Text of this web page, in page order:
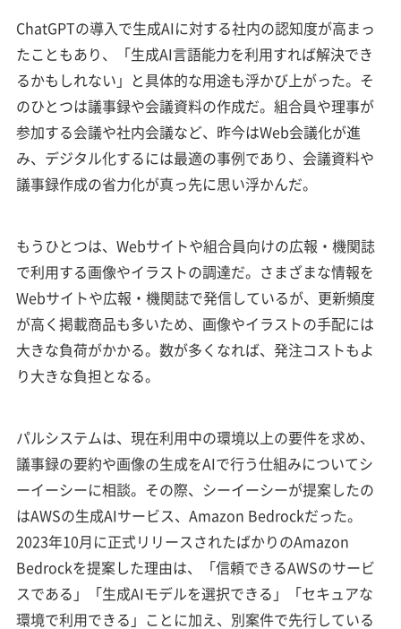
ChatGPTの導入で生成AIに対する社内の認知度が高まっ
たこともあり、「生成AI言語能力を利用すれば解決でき
るかもしれない」と具体的な用途も浮かび上がった。そ
のひとつは議事録や会議資料の作成だ。組合員や理事が
参加する会議や社内会議など、昨今はWeb会議化が進
み、デジタル化するには最適の事例であり、会議資料や
議事録作成の省力化が真っ先に思い浮かんだ。
もうひとつは、Webサイトや組合員向けの広報・機関誌
で利用する画像やイラストの調達だ。さまざまな情報を
Webサイトや広報・機関誌で発信しているが、更新頻度
が高く掲載商品も多いため、画像やイラストの手配には
大きな負荷がかかる。数が多くなれば、発注コストもよ
り大きな負担となる。
パルシステムは、現在利用中の環境以上の要件を求め、
議事録の要約や画像の生成をAIで行う仕組みについてシ
ーイーシーに相談。その際、シーイーシーが提案したの
はAWSの生成AIサービス、Amazon Bedrockだった。
2023年10月に正式リリースされたばかりのAmazon
Bedrockを提案した理由は、「信頼できるAWSのサービ
スである」「生成AIモデルを選択できる」「セキュアな
環境で利用できる」ことに加え、別案件で先行している